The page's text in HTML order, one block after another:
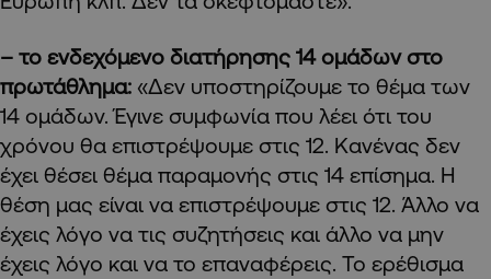
– το ενδεχόμενο διατήρησης 14 ομάδων στο
πρωτάθλημα: «Δεν υποστηρίζουμε το θέμα των
14 ομάδων. Έγινε συμφωνία που λέει ότι του
χρόνου θα επιστρέψουμε στις 12. Κανένας δεν
έχει θέσει θέμα παραμονής στις 14 επίσημα. Η
θέση μας είναι να επιστρέψουμε στις 12. Άλλο να
έχεις λόγο να τις συζητήσεις και άλλο να μην
έχεις λόγο και να το επαναφέρεις. Το ερέθισμα